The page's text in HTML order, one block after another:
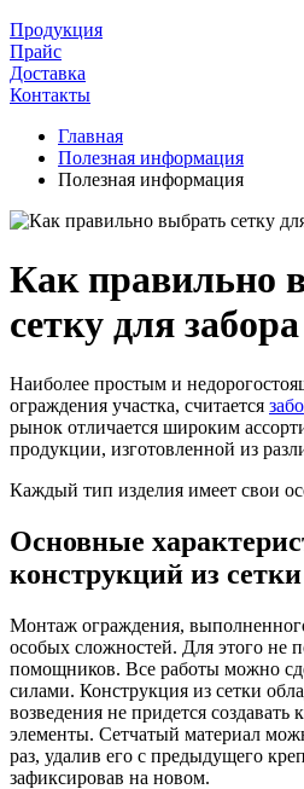
Продукция
Прайс
Доставка
Контакты
Главная
Полезная информация
Полезная информация
Как правильно
сетку для забора
Наиболее простым и
ограждения участка, считается
рынок отличается широким
продукции, изготовленной из
Каждый тип изделия имеет свои
Основные
конструкций из сетки
Монтаж ограждения,
особых сложностей. Для этого не
помощников. Все работы можно
силами. Конструкция из сетки
возведения не придется
элементы. Сетчатый материал
раз, удалив его с предыдущего
зафиксировав на новом.